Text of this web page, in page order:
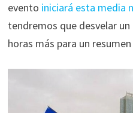
evento iniciará esta media
tendremos que desvelar
horas más para un